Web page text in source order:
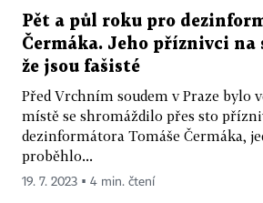
Pět a půl roku pro
Čermáka. Jeho příznivci na
že jsou fašisté
Před Vrchním soudem v Praze bylo
místě se shromáždilo přes sto
dezinformátora Tomáše Čermáka,
proběhlo...
19. 7. 2023 ▪ 4 min. čtení